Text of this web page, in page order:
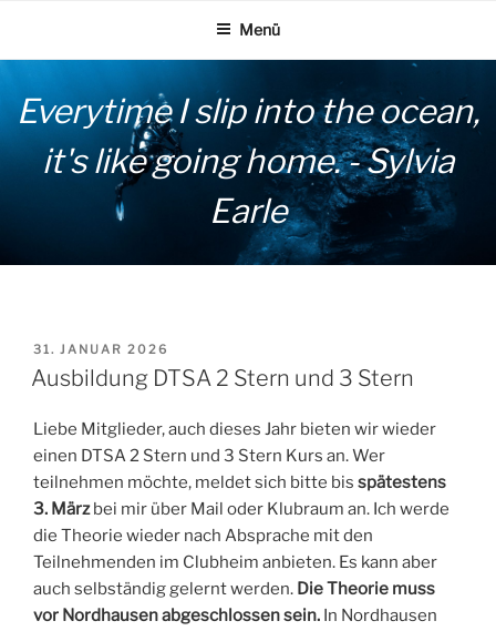
springen
Everytime I slip into the ocean,
it's like going home. - Sylvia
Earle
Menü
VERÖFFENTLICHT
AM
31. JANUAR 2026
Ausbildung DTSA 2 Stern und 3 Stern
Liebe Mitglieder, auch dieses Jahr bieten wir wieder
einen DTSA 2 Stern und 3 Stern Kurs an. Wer
teilnehmen möchte, meldet sich bitte bis spätestens
3. Märzbei mir über Mail oder Klubraum an. Ich werde
die Theorie wieder nach Absprache mit den
Teilnehmenden im Clubheim anbieten. Es kann aber
auch selbständig gelernt werden. Die Theorie muss
vor Nordhausen abgeschlossen sein. In Nordhausen